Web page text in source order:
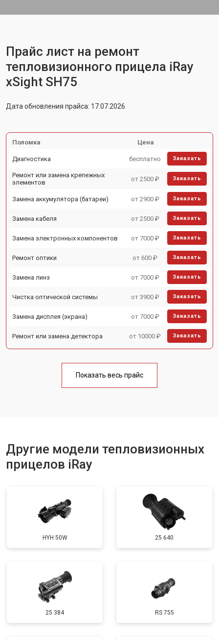
Прайс лист на ремонт
тепловизионного прицела iRay
xSight SH75
Дата обновления прайса: 17.07.2026
Поломка Цена
Диагностика бесплатно Заказать
Ремонт или замена крепежных
элементов
от 2500 ₽ Заказать
Замена аккумулятора (батареи) от 2900 ₽ Заказать
Замена кабеля от 2500 ₽ Заказать
Замена электронных компонентов от 7000 ₽ Заказать
Ремонт оптики от 600 ₽ Заказать
Замена линз от 7000 ₽ Заказать
Чистка оптической системы от 3900 ₽ Заказать
Замена дисплея (экрана) от 7000 ₽ Заказать
Ремонт или замена детектора от 10000 ₽ Заказать
Показать весь прайс
Другие модели тепловизионных
прицелов iRay
HYH 50W 25 640
25 384 RS 755